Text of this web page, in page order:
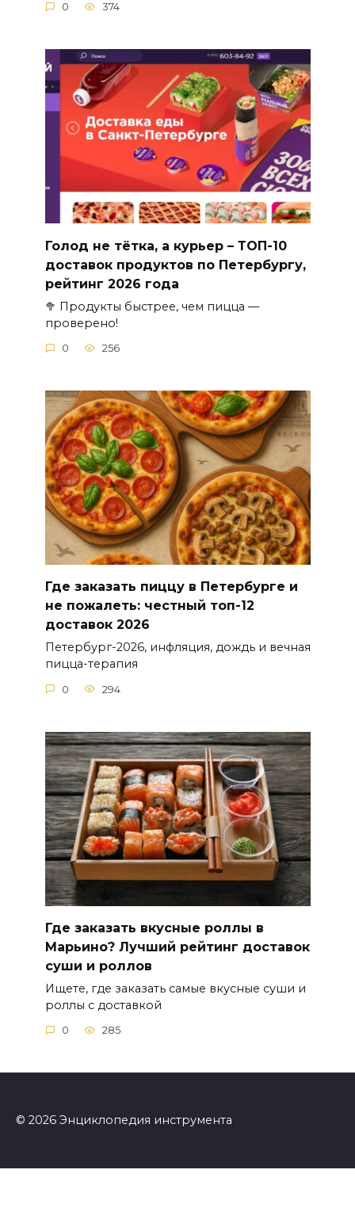
0 374
Голод не тётка, а курьер – ТОП-10
доставок продуктов по Петербургу,
рейтинг 2026 года
🥦 Продукты быстрее, чем пицца —
проверено!
0 256
Где заказать пиццу в Петербурге и
не пожалеть: честный топ-12
доставок 2026
Петербург-2026, инфляция, дождь и вечная
пицца-терапия
0 294
Где заказать вкусные роллы в
Марьино? Лучший рейтинг доставок
суши и роллов
Ищете, где заказать самые вкусные суши и
роллы с доставкой
0 285
© 2026 Энциклопедия инструмента